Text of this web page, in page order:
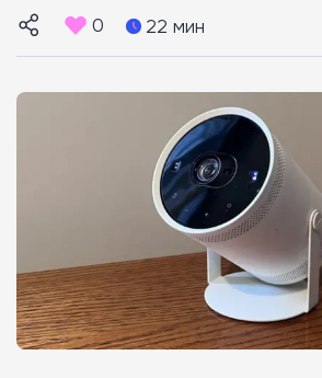
0 22 мин